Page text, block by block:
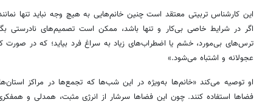
این کارشناس تربیتی معتقد است چنین خانم‌هایی به هیچ وجه نباید تنها
اگر در شرایط خاصی بی‌کار و تنها باشد، ممکن است تصمیم‌های نادرستی
ترس‌های بی‌مورد، خشم یا اضطراب‌های زیاد به سراغ فرد بیاید؛ که در صورت
عجولانه و اشتباه می‌شود.»
او توصیه می‌کند «خانم‌ها به‌ویژه در این شب‌ها که تجمع‌ها در مراکز
فضاها استفاده کنند. چون این فضاها سرشار از انرژی مثبت، همدلی و